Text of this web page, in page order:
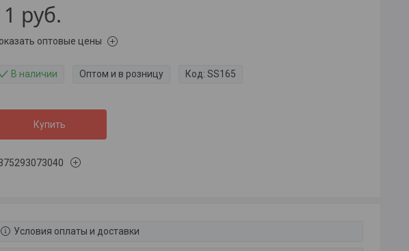
руб.
оптовые цены
В наличии Оптом и в розницу Код: SS165
Купить
Условия оплаты и доставки